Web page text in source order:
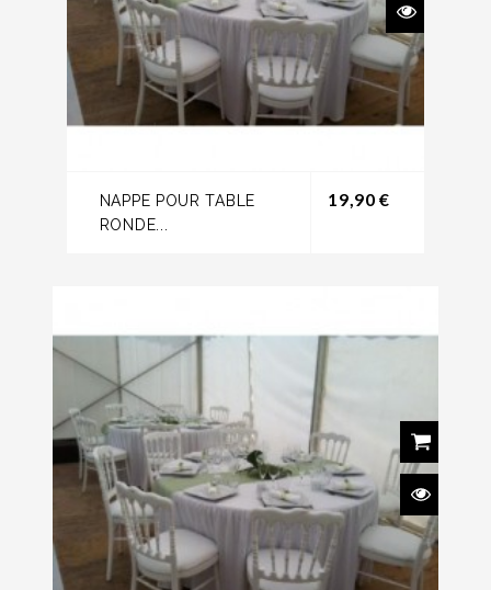
NAPPE POUR TABLE
RONDE...
19,90 €